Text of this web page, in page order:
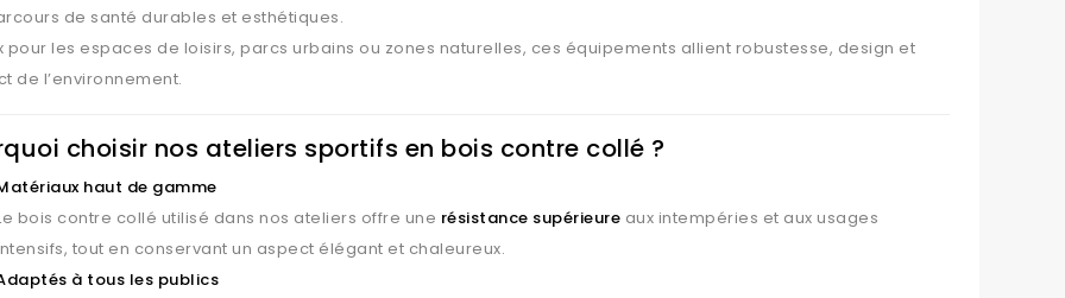
de santé durables et esthétiques.
pour les espaces de loisirs, parcs urbains ou zones naturelles, ces équipements allient robustesse, design et
de l’environnement.
choisir nos ateliers sportifs en bois contre collé ?
haut de gamme
bois contre collé utilisé dans nos ateliers offre une résistance supérieure aux intempéries et aux usages
tout en conservant un aspect élégant et chaleureux.
à tous les publics